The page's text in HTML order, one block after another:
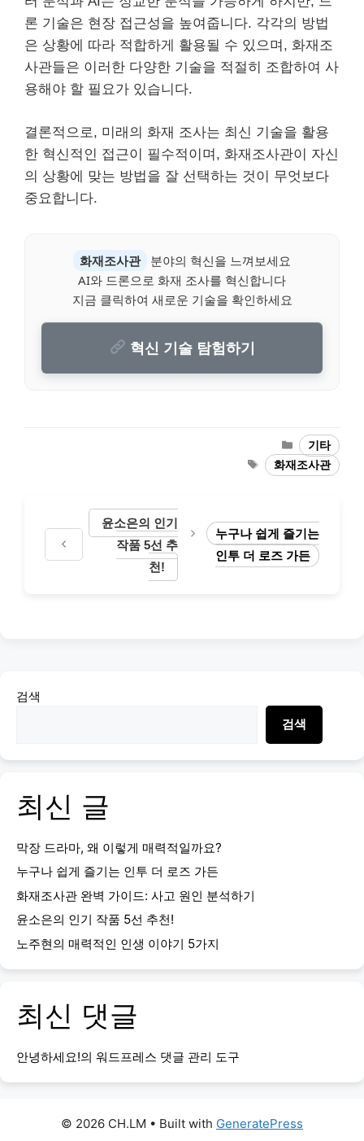
론 기술은 현장 접근성을 높여줍니다. 각각의 방법
은 상황에 따라 적합하게 활용될 수 있으며, 화재조
사관들은 이러한 다양한 기술을 적절히 조합하여 사
용해야 할 필요가 있습니다.
결론적으로, 미래의 화재 조사는 최신 기술을 활용
한 혁신적인 접근이 필수적이며, 화재조사관이 자신
의 상황에 맞는 방법을 잘 선택하는 것이 무엇보다
중요합니다.
화재조사관
분야의 혁신을 느껴보세요
AI와 드론으로 화재 조사를 혁신합니다
지금 클릭하여 새로운 기술을 확인하세요
혁신 기술 탐험하기
Categories
기타
Tags
화재조사관
윤소은의 인기
작품 5선 추
천!
누구나 쉽게 즐기는
인투 더 로즈 가든
검색
검색
최신 글
막장 드라마, 왜 이렇게 매력적일까요?
누구나 쉽게 즐기는 인투 더 로즈 가든
화재조사관 완벽 가이드: 사고 원인 분석하기
윤소은의 인기 작품 5선 추천!
노주현의 매력적인 인생 이야기 5가지
최신 댓글
안녕하세요!의 워드프레스 댓글 관리 도구
© 2026 CH.LM • Built with GeneratePress